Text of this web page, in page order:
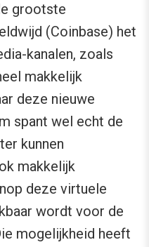
grootste
(Coinbase) het
kanalen, zoals
makkelijk
deze nieuwe
spant wel echt de
kunnen
makkelijk
deze virtuele
wordt voor de
mogelijkheid heeft